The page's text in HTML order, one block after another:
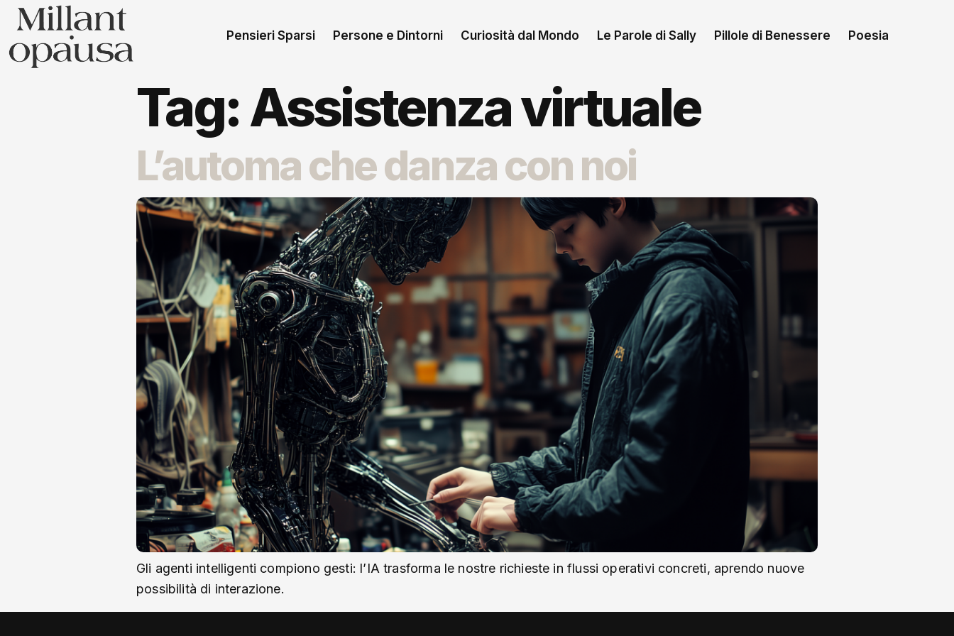
Pensieri Sparsi Persone e Dintorni Curiosità dal Mondo Le Parole di Sally Pillole di Benessere Poesia
Tag:Assistenza virtuale
L’automa che danza con noi
Gli agenti intelligenti compiono gesti: l’IA trasforma le nostre richieste in flussi operativi concreti, aprendo nuove
possibilità di interazione.